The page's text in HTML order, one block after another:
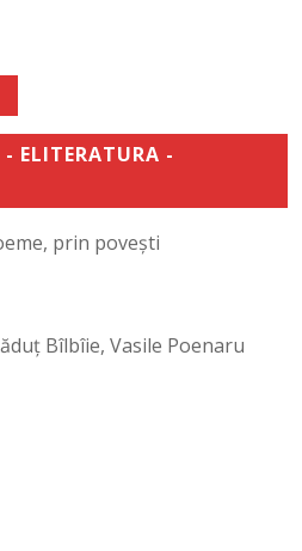
- ELITERATURA -
prin povești
Bîlbîie, Vasile Poenaru